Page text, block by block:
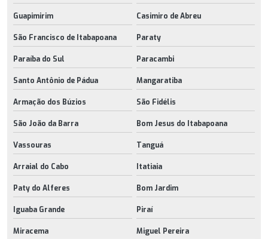
Guapimirim Casimiro de Abreu
São Francisco de Itabapoana Paraty
Paraíba do Sul Paracambi
Santo Antônio de Pádua Mangaratiba
Armação dos Búzios São Fidélis
São João da Barra Bom Jesus do Itabapoana
Vassouras Tanguá
Arraial do Cabo Itatiaia
Paty do Alferes Bom Jardim
Iguaba Grande Piraí
Miracema Miguel Pereira